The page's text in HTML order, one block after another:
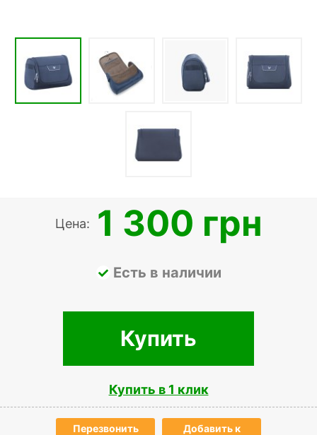
Цена: 1 300 грн
Есть в наличии
Купить
Купить в 1 клик
Перезвонить
Добавить к